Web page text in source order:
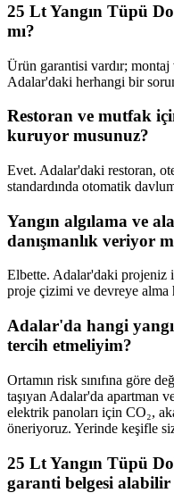
25 Lt Yangın Tüpü
mı?
Ürün garantisi vardır;
Adalar'daki herhangi bir
Restoran ve mutfak
kuruyor musunuz?
Evet. Adalar'daki restoran,
standardında otomatik
Yangın algılama ve
danışmanlık veriyor
Elbette. Adalar'daki
proje çizimi ve devreye alma
Adalar'da hangi
tercih etmeliyim?
Ortamın risk sınıfına göre
taşıyan Adalar'da apartman
elektrik panoları için CO₂,
öneriyoruz. Yerinde keşifle
25 Lt Yangın Tüpü
garanti belgesi